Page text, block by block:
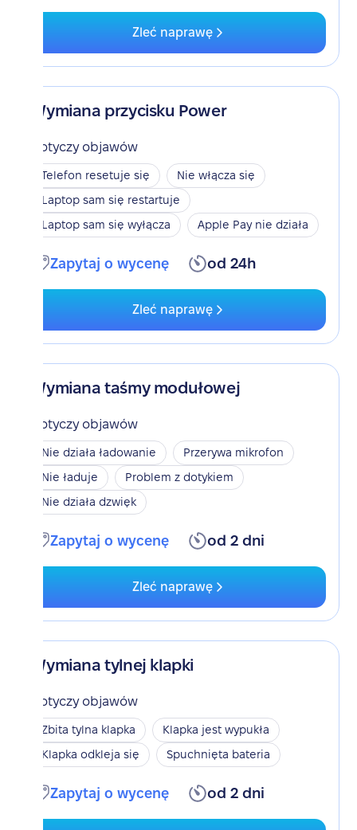
Zleć naprawę
Wymiana przycisku Power
Dotyczy objawów
Telefon resetuje się
Nie włącza się
Laptop sam się restartuje
Laptop sam się wyłącza
Apple Pay nie działa
Zapytaj o wycenę od 24h
Zleć naprawę
Wymiana taśmy modułowej
Dotyczy objawów
Nie działa ładowanie
Przerywa mikrofon
Nie ładuje
Problem z dotykiem
Nie działa dzwięk
Zapytaj o wycenę od 2 dni
Zleć naprawę
Wymiana tylnej klapki
Dotyczy objawów
Zbita tylna klapka
Klapka jest wypukła
Klapka odkleja się
Spuchnięta bateria
Zapytaj o wycenę od 2 dni